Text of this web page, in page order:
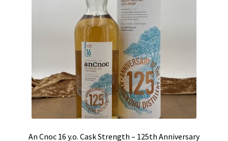
An Cnoc 16 y.o. Cask Strength – 125th Anniversary